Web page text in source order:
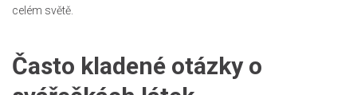
celém světě.
Často kladené otázky o